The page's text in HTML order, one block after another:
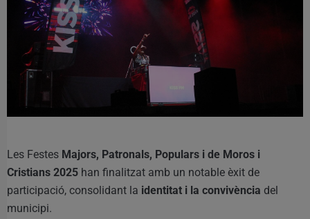
Les Festes Majors, Patronals, Populars i de Moros i
Cristians 2025 han finalitzat amb un notable èxit de
participació, consolidant la identitat i la convivència del
municipi.